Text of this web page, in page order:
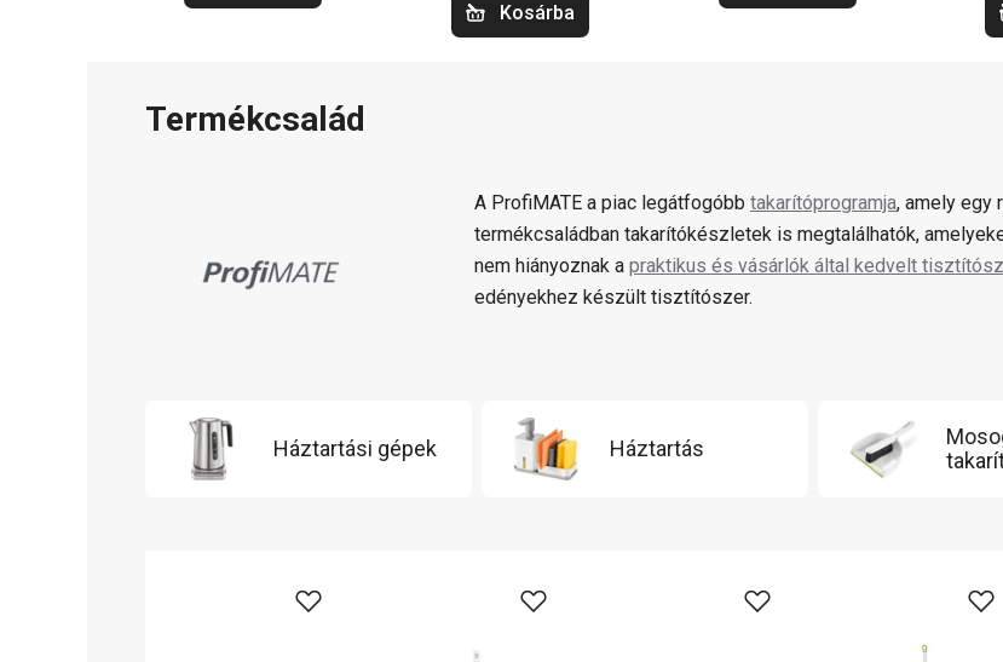
Kosárba
Termékcsalád
A ProfiMATE a piac legátfogóbb takarítóprogramja, amely egy
termékcsaládban takarítókészletek is megtalálhatók,
nem hiányoznak a praktikus és vásárlók által kedvelt
edényekhez készült tisztítószer.
Háztartási gépek Háztartás